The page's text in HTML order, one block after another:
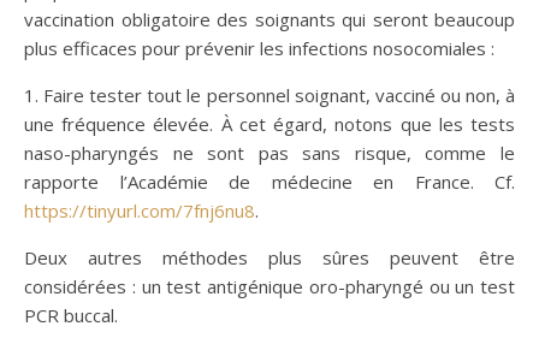
vaccination obligatoire des soignants qui seront beaucoup
plus efficaces pour prévenir les infections nosocomiales :
1. Faire tester tout le personnel soignant, vacciné ou non, à
une fréquence élevée. À cet égard, notons que les tests
naso-pharyngés ne sont pas sans risque, comme le
rapporte l’Académie de médecine en France. Cf.
https://tinyurl.com/7fnj6nu8.
Deux autres méthodes plus sûres peuvent être
considérées : un test antigénique oro-pharyngé ou un test
PCR buccal.